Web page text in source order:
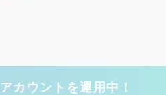
カウントを運用中！